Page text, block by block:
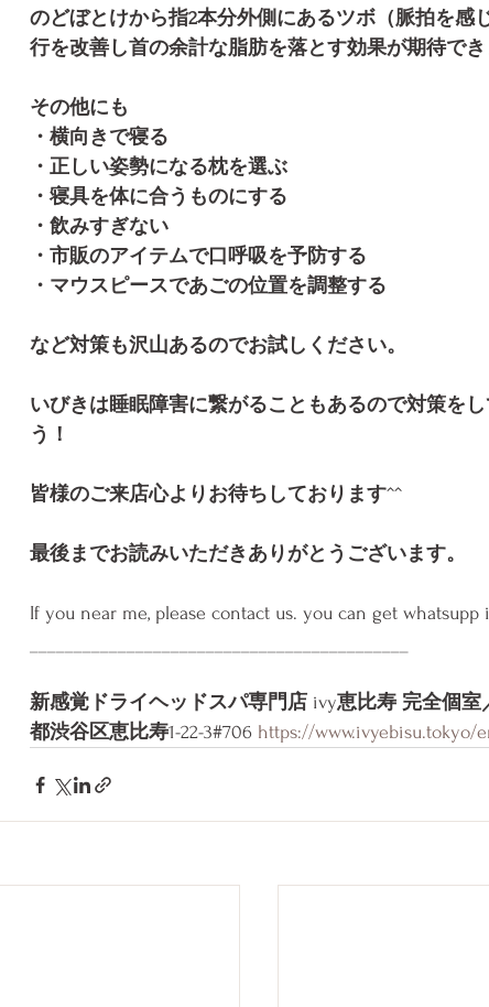
のどぼとけから指2本分外側にあるツボ（脈拍を感
行を改善し首の余計な脂肪を落とす効果が期待で
その他にも
・横向きで寝る
・正しい姿勢になる枕を選ぶ
・寝具を体に合うものにする
・飲みすぎない
・市販のアイテムで口呼吸を予防する
・マウスピースであごの位置を調整する
など対策も沢山あるのでお試しください。
いびきは睡眠障害に繋がることもあるので対策を
う！
皆様のご来店心よりお待ちしております^^
最後までお読みいただきありがとうございます。
If you near me, please contact us. you can get
新感覚ドライヘッドスパ専門店 ivy恵比寿 完全個室
都渋谷区恵比寿1-22-3#706 https://www.ivyebisu.tokyo/